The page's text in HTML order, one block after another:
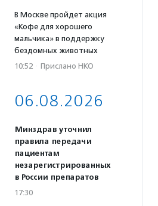
В Москве пройдет акция
«Кофе для хорошего
мальчика» в поддержку
бездомных животных
10:52 · Прислано НКО
06.08.2026
Минздрав уточнил
правила передачи
пациентам
незарегистрированных
в России препаратов
17:30